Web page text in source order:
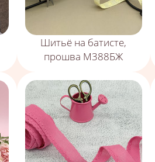
Шитьё на батисте,
прошва М388БЖ